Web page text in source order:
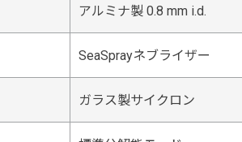
アルミナ製 0.8 mm i.d.
SeaSprayネブライザー
ガラス製サイクロン